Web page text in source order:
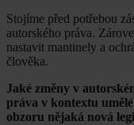
Stojíme před potřebou
autorského práva.
nastavit mantinely a
člověka.
Jaké změny v
práva v kontextu
obzoru nějaká nová